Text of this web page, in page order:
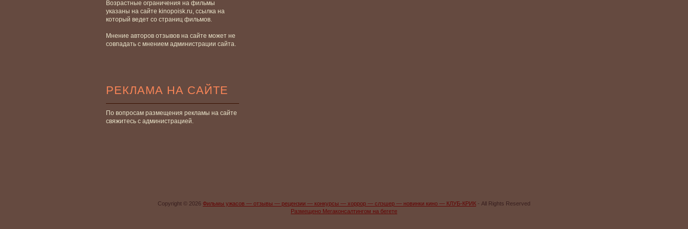
Возрастные ограничения на фильмы
указаны на сайте kinopoisk.ru, ссылка на
который ведет со страниц фильмов.
Мнение авторов отзывов на сайте может не
совпадать с мнением администрации сайта.
РЕКЛАМА НА САЙТЕ
По вопросам размещения рекламы на сайте
свяжитесь с администрацией.
Copyright © 2026 Фильмы ужасов — отзывы — рецензии — конкурсы — хоррор — слэшер — новинки кино — КЛУБ-КРИК - All Rights Reserved
Размещено Мегаконсалтингом на бегете